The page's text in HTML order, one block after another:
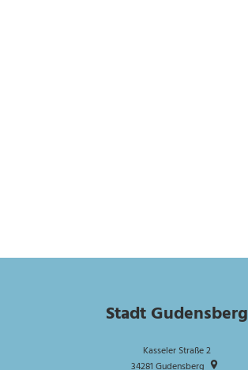
Stadt Gudensberg
Kasseler Straße 2